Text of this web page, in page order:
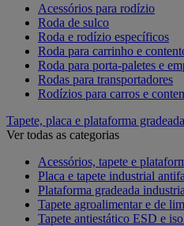
Acessórios para rodízio
Roda de sulco
Roda e rodízio específicos
Roda para carrinho e
Roda para porta-paletes e
Rodas para transportadores
Rodízios para carros e
Tapete, placa e plataforma
Ver todas as categorias
Acessórios, tapete e
Placa e tapete industrial
Plataforma gradeada
Tapete agroalimentar e de
Tapete antiestático ESD e